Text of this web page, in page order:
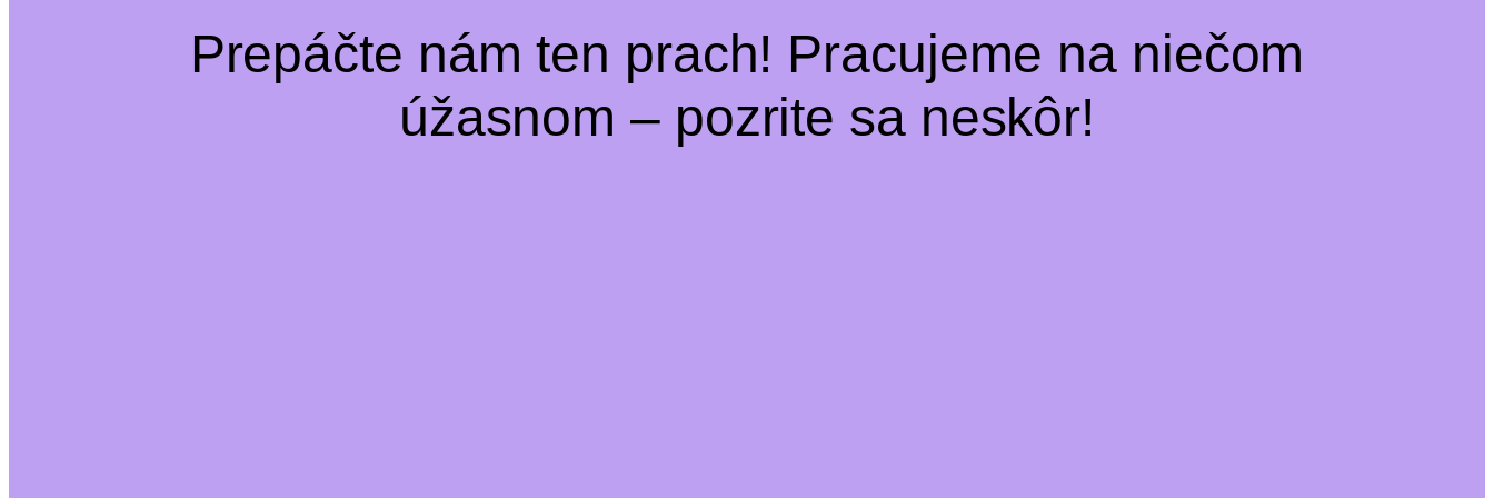
Prepáčte nám ten prach! Pracujeme na niečom
úžasnom – pozrite sa neskôr!